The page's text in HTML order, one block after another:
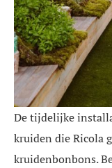
De tijdelijke
kruiden die Ricola
kruidenbonbons.